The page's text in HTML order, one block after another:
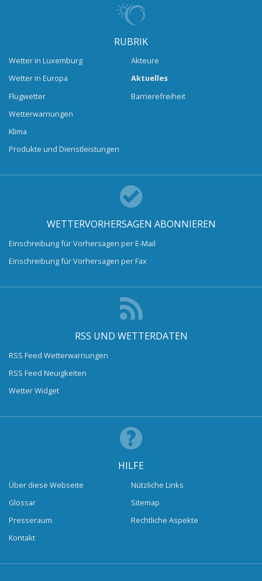
RUBRIK
Wetter in Luxemburg
Wetter in Europa
Flugwetter
Wetterwarnungen
Klima
Produkte und Dienstleistungen
Akteure
Aktuelles
Barrierefreiheit
WETTERVORHERSAGEN ABONNIEREN
Einschreibung für Vorhersagen per E-Mail
Einschreibung für Vorhersagen per Fax
RSS UND WETTERDATEN
RSS Feed Wetterwarnungen
RSS Feed Neuigkeiten
Wetter Widget
HILFE
Über diese Webseite
Glossar
Presseraum
Kontakt
Nützliche Links
Sitemap
Rechtliche Aspekte